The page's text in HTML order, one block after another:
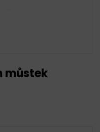
můstek